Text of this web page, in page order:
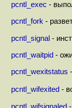
pcntl_exec -
pcntl_fork -
pcntl_signal -
pcntl_waitpid -
pcntl_wexitstatus
pcntl_wifexited -